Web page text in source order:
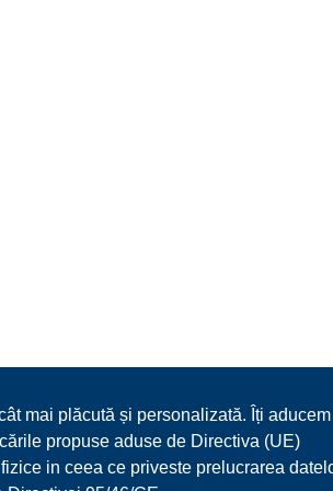
mai plăcută și personalizată. Îți
propuse aduse de Directiva (UE)
in ceea ce priveste prelucrarea
MENIU MEDIA